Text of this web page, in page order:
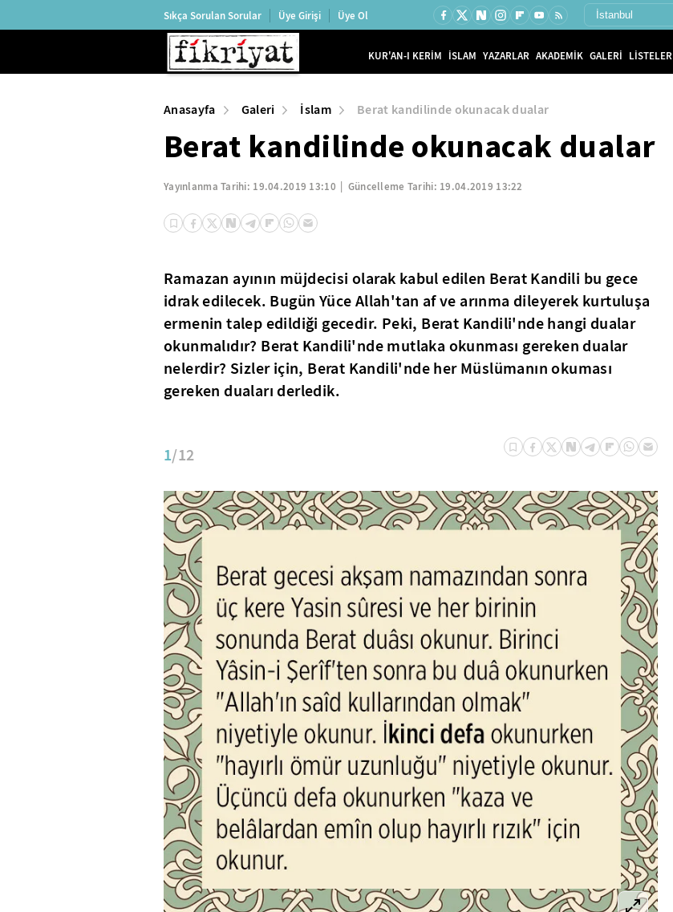
Sıkça Sorulan Sorular Üye Girişi Üye Ol
KUR'AN-I KERİM İSLAM YAZARLAR AKADEMİK GALERİ LİSTELER
Anasayfa Galeri İslam Berat kandilinde okunacak dualar
Berat kandilinde okunacak dualar
Yayınlanma Tarihi: 19.04.2019 13:10 Güncelleme Tarihi: 19.04.2019 13:22
Ramazan ayının müjdecisi olarak kabul edilen Berat Kandili bu gece
idrak edilecek. Bugün Yüce Allah'tan af ve arınma dileyerek kurtuluşa
ermenin talep edildiği gecedir. Peki, Berat Kandili'nde hangi dualar
okunmalıdır? Berat Kandili'nde mutlaka okunması gereken dualar
nelerdir? Sizler için, Berat Kandili'nde her Müslümanın okuması
gereken duaları derledik.
1/12